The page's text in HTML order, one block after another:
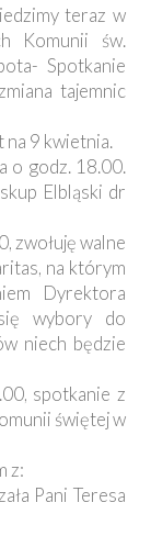
teraz w
Komunii św.
Spotkanie
tajemnic
na 9 kwietnia.
o godz. 18.00.
Elbląski dr
zwołuję walne
na którym
Dyrektora
wybory do
niech będzie
spotkanie z
świętej w
z:
Pani Teresa